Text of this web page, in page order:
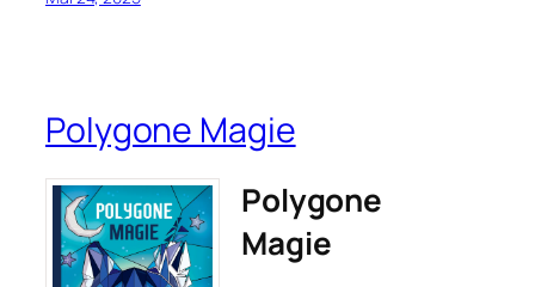
Polygone Magie
Polygone
Magie